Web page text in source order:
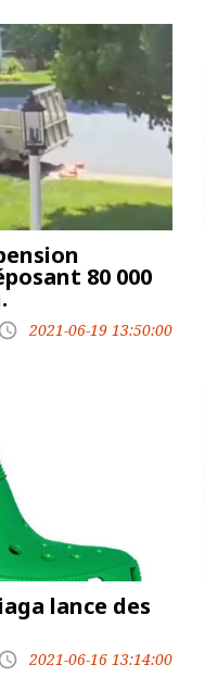
80 000
2021-06-19 13:50:00
lance des
2021-06-16 13:14:00